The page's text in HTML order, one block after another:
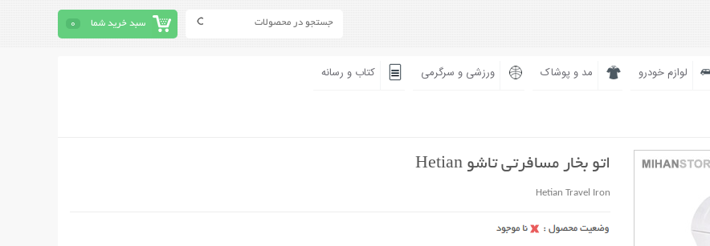
سبد خرید شما 0
لوازم خودرو مد و پوشاک ورزشی و سرگرمی کتاب و رسانه
اتو بخار مسافرتی تاشو Hetian
Hetian Travel Iron